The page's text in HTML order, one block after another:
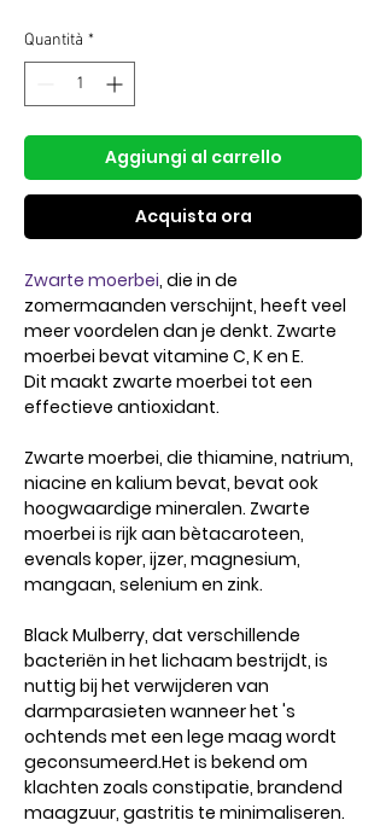
Quantità *
Aggiungi al carrello
Acquista ora
Zwarte moerbei, die in de
zomermaanden verschijnt, heeft veel
meer voordelen dan je denkt. Zwarte
moerbei bevat vitamine C, K en E.
Dit maakt zwarte moerbei tot een
effectieve antioxidant.
Zwarte moerbei, die thiamine, natrium,
niacine en kalium bevat, bevat ook
hoogwaardige mineralen. Zwarte
moerbei is rijk aan bètacaroteen,
evenals koper, ijzer, magnesium,
mangaan, selenium en zink.
Black Mulberry, dat verschillende
bacteriën in het lichaam bestrijdt, is
nuttig bij het verwijderen van
darmparasieten wanneer het 's
ochtends met een lege maag wordt
geconsumeerd.Het is bekend om
klachten zoals constipatie, brandend
maagzuur, gastritis te minimaliseren.